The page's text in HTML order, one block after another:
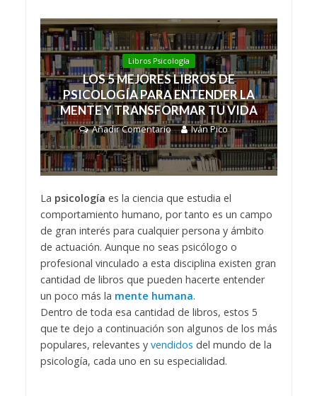
Libros Psicología
LOS 5 MEJORES LIBROS DE
PSICOLOGÍA PARA ENTENDER LA
MENTE Y TRANSFORMAR TU VIDA
Añadir Comentario Iván Pico
La psicología es la ciencia que estudia el
comportamiento humano, por tanto es un campo
de gran interés para cualquier persona y ámbito
de actuación. Aunque no seas psicólogo o
profesional vinculado a esta disciplina existen gran
cantidad de libros que pueden hacerte entender
un poco más la mente humana.
Dentro de toda esa cantidad de libros, estos 5
que te dejo a continuación son algunos de los más
populares, relevantes y vendidos del mundo de la
psicología, cada uno en su especialidad.